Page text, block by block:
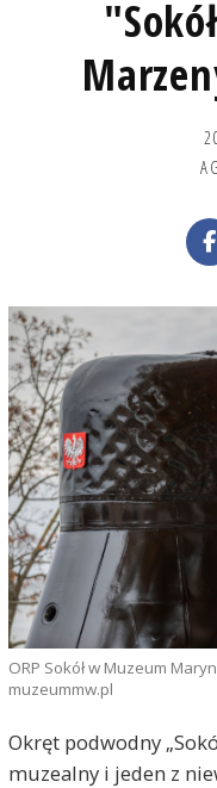
ORP Sokół w Muzeum
muzeummw.pl
Okręt podwodny
muzealny i jeden z